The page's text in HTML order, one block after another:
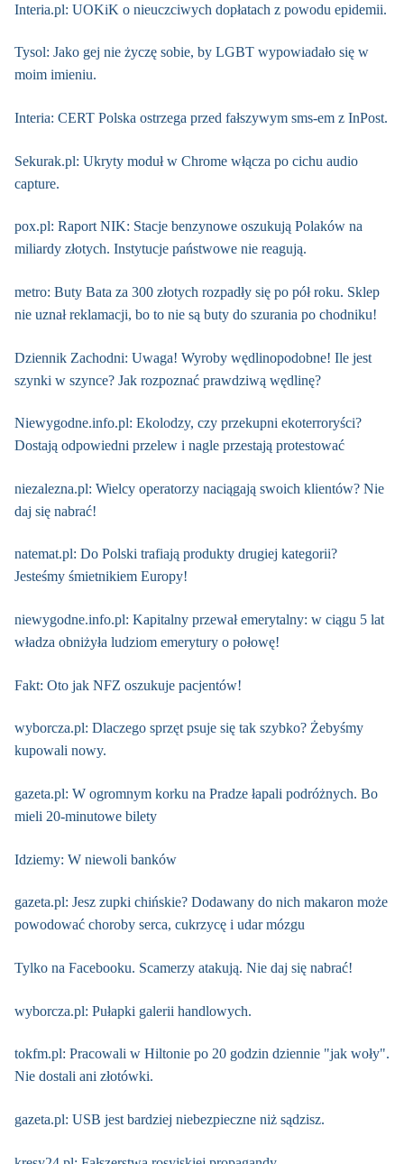
Interia.pl: UOKiK o nieuczciwych dopłatach z powodu epidemii.
Tysol: Jako gej nie życzę sobie, by LGBT wypowiadało się w
moim imieniu.
Interia: CERT Polska ostrzega przed fałszywym sms-em z InPost.
Sekurak.pl: Ukryty moduł w Chrome włącza po cichu audio
capture.
pox.pl: Raport NIK: Stacje benzynowe oszukują Polaków na
miliardy złotych. Instytucje państwowe nie reagują.
metro: Buty Bata za 300 złotych rozpadły się po pół roku. Sklep
nie uznał reklamacji, bo to nie są buty do szurania po chodniku!
Dziennik Zachodni: Uwaga! Wyroby wędlinopodobne! Ile jest
szynki w szynce? Jak rozpoznać prawdziwą wędlinę?
Niewygodne.info.pl: Ekolodzy, czy przekupni ekoterroryści?
Dostają odpowiedni przelew i nagle przestają protestować
niezalezna.pl: Wielcy operatorzy naciągają swoich klientów? Nie
daj się nabrać!
natemat.pl: Do Polski trafiają produkty drugiej kategorii?
Jesteśmy śmietnikiem Europy!
niewygodne.info.pl: Kapitalny przewał emerytalny: w ciągu 5 lat
władza obniżyła ludziom emerytury o połowę!
Fakt: Oto jak NFZ oszukuje pacjentów!
wyborcza.pl: Dlaczego sprzęt psuje się tak szybko? Żebyśmy
kupowali nowy.
gazeta.pl: W ogromnym korku na Pradze łapali podróżnych. Bo
mieli 20-minutowe bilety
Idziemy: W niewoli banków
gazeta.pl: Jesz zupki chińskie? Dodawany do nich makaron może
powodować choroby serca, cukrzycę i udar mózgu
Tylko na Facebooku. Scamerzy atakują. Nie daj się nabrać!
wyborcza.pl: Pułapki galerii handlowych.
tokfm.pl: Pracowali w Hiltonie po 20 godzin dziennie "jak woły".
Nie dostali ani złotówki.
gazeta.pl: USB jest bardziej niebezpieczne niż sądzisz.